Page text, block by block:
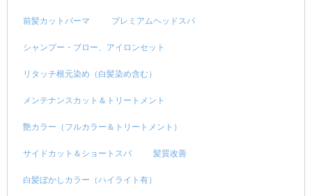
前髪カットパーマ プレミアムヘッドスパ
シャンプー・ブロー、アイロンセット
リタッチ根元染め（白髪染め含む）
メンテナンスカット＆トリートメント
艶カラー（フルカラー＆トリートメント）
サイドカット＆ショートスパ 髪質改善
白髪ぼかしカラー（ハイライト有）